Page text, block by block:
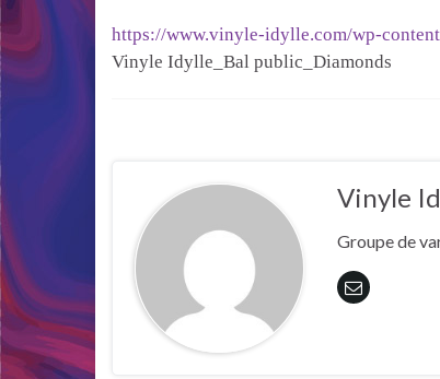
https://www.vinyle-idylle.com/wp-
Vinyle Idylle_Bal public_Diamonds
Vinyle
Groupe de